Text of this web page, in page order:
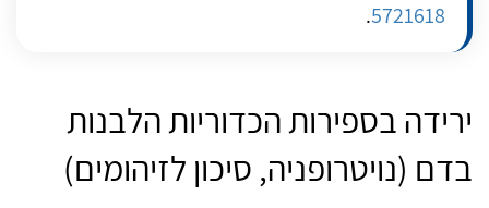
5721618
.
ירידה בספירות הכדוריות הלבנות
בדם (נויטרופניה, סיכון לזיהומים)